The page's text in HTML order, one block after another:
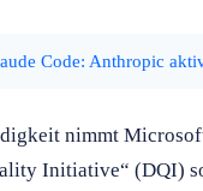
Code: Anthropic
nimmt
Initiative“ (DQI)